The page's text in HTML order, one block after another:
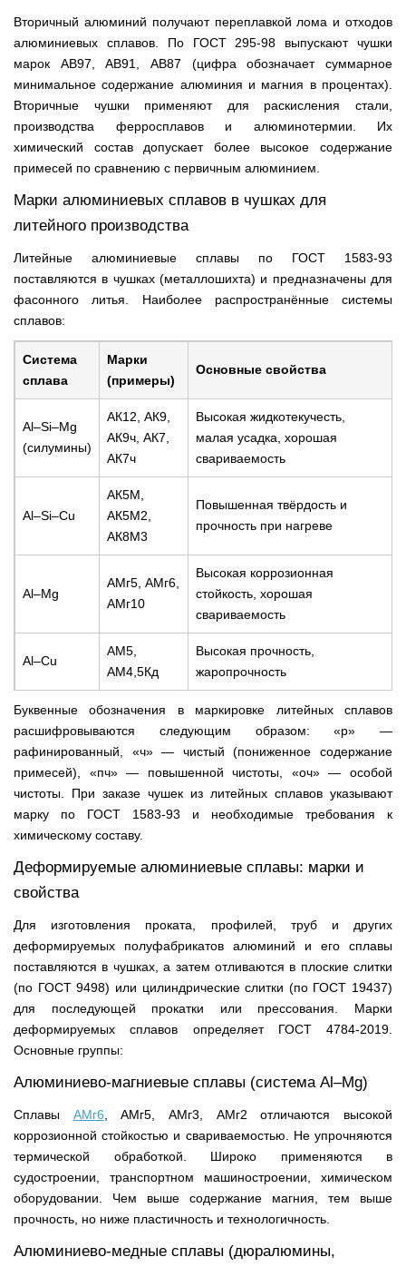
Вторичный алюминий получают переплавкой лома и отходов
алюминиевых сплавов. По ГОСТ 295-98 выпускают чушки
марок АВ97, АВ91, АВ87 (цифра обозначает суммарное
минимальное содержание алюминия и магния в процентах).
Вторичные чушки применяют для раскисления стали,
производства ферросплавов и алюминотермии. Их
химический состав допускает более высокое содержание
примесей по сравнению с первичным алюминием.
Марки алюминиевых сплавов в чушках для
литейного производства
Литейные алюминиевые сплавы по ГОСТ 1583-93
поставляются в чушках (металлошихта) и предназначены для
фасонного литья. Наиболее распространённые системы
сплавов:
Система
сплава
Марки
(примеры)
Основные свойства
Al–Si–Mg
(силумины)
АК12, АК9,
АК9ч, АК7,
АК7ч
Высокая жидкотекучесть,
малая усадка, хорошая
свариваемость
Al–Si–Cu
АК5М,
АК5М2,
АК8М3
Повышенная твёрдость и
прочность при нагреве
Al–Mg
АМг5, АМг6,
АМг10
Высокая коррозионная
стойкость, хорошая
свариваемость
Al–Cu
АМ5,
АМ4,5Кд
Высокая прочность,
жаропрочность
Буквенные обозначения в маркировке литейных сплавов
расшифровываются следующим образом: «р» —
рафинированный, «ч» — чистый (пониженное содержание
примесей), «пч» — повышенной чистоты, «оч» — особой
чистоты. При заказе чушек из литейных сплавов указывают
марку по ГОСТ 1583-93 и необходимые требования к
химическому составу.
Деформируемые алюминиевые сплавы: марки и
свойства
Для изготовления проката, профилей, труб и других
деформируемых полуфабрикатов алюминий и его сплавы
поставляются в чушках, а затем отливаются в плоские слитки
(по ГОСТ 9498) или цилиндрические слитки (по ГОСТ 19437)
для последующей прокатки или прессования. Марки
деформируемых сплавов определяет ГОСТ 4784-2019.
Основные группы:
Алюминиево-магниевые сплавы (система Al–Mg)
Сплавы АМг6 , АМг5, АМг3, АМг2 отличаются высокой
коррозионной стойкостью и свариваемостью. Не упрочняются
термической обработкой. Широко применяются в
судостроении, транспортном машиностроении, химическом
оборудовании. Чем выше содержание магния, тем выше
прочность, но ниже пластичность и технологичность.
Алюминиево-медные сплавы (дюралюмины,